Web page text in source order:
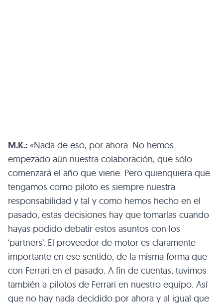
M.K.: «Nada de eso, por ahora. No hemos
empezado aún nuestra colaboración, que sólo
comenzará el año que viene. Pero quienquiera que
tengamos como piloto es siempre nuestra
responsabilidad y tal y como hemos hecho en el
pasado, estas decisiones hay que tomarlas cuando
hayas podido debatir estos asuntos con los
‘partners’. El proveedor de motor es claramente
importante en ese sentido, de la misma forma que
con Ferrari en el pasado. A fin de cuentas, tuvimos
también a pilotos de Ferrari en nuestro equipo. Así
que no hay nada decidido por ahora y al igual que